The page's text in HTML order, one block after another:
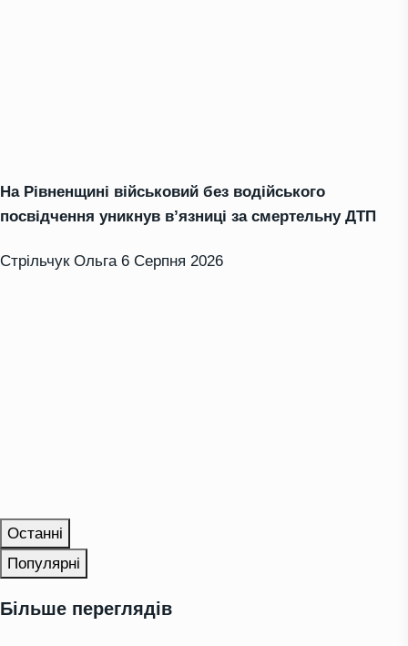
На Рівненщині військовий без водійського
посвідчення уникнув в’язниці за смертельну ДТП
Стрільчук Ольга 6 Серпня 2026
Останні
Популярні
Більше переглядів